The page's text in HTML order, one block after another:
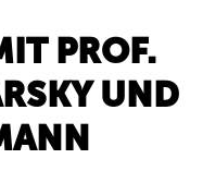
PROF.
UND